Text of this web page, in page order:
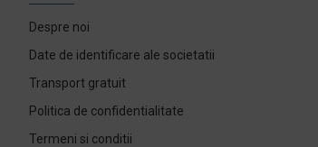
Despre noi
Date de identificare ale societatii
Transport gratuit
Politica de confidentialitate
Termeni si conditii